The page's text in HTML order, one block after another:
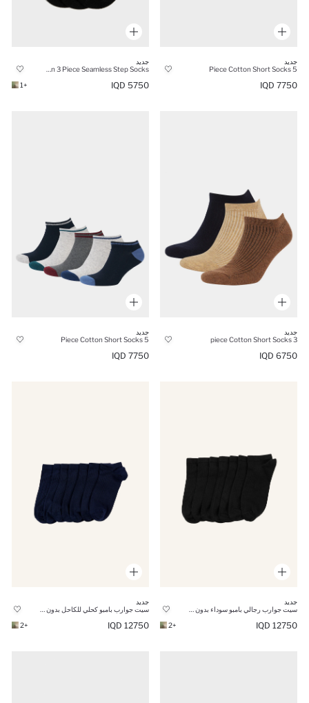
جديد
5 Piece Cotton Short Socks
7750 IQD
جديد
5750 IQD
+1
جديد
3 piece Cotton Short Socks
6750 IQD
جديد
5 Piece Cotton Short Socks
7750 IQD
جديد
سيت جوارب رجالي بامبو سوداء بدون درزات - 7 قطع
12750 IQD
+2
جديد
سيت جوارب بامبو كحلي للكاحل بدون درزات للرجال - 7 قطع
12750 IQD
+2